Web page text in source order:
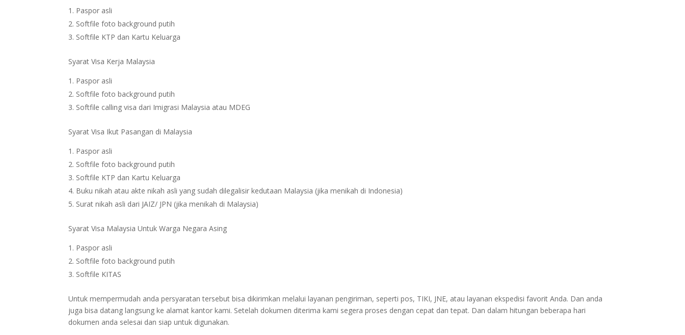
Paspor asli
Softfile foto background putih
Softfile KTP dan Kartu Keluarga
Syarat Visa Kerja Malaysia
Paspor asli
Softfile foto background putih
Softfile calling visa dari Imigrasi Malaysia atau MDEG
Syarat Visa Ikut Pasangan di Malaysia
Paspor asli
Softfile foto background putih
Softfile KTP dan Kartu Keluarga
Buku nikah atau akte nikah asli yang sudah dilegalisir kedutaan Malaysia (jika menikah di Indonesia)
Surat nikah asli dari JAIZ/ JPN (jika menikah di Malaysia)
Syarat Visa Malaysia Untuk Warga Negara Asing
Paspor asli
Softfile foto background putih
Softfile KITAS
Untuk mempermudah anda persyaratan tersebut bisa dikirimkan melalui layanan pengiriman, seperti pos, TIKI, JNE, atau layanan ekspedisi favorit Anda. Dan anda
juga bisa datang langsung ke alamat kantor kami. Setelah dokumen diterima kami segera proses dengan cepat dan tepat. Dan dalam hitungan beberapa hari
dokumen anda selesai dan siap untuk digunakan.